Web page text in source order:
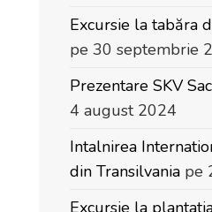
Excursie la tabăra
pe 30 septembrie
Prezentare SKV
4 august 2024
Intalnirea
din Transilvania pe
Excursie la